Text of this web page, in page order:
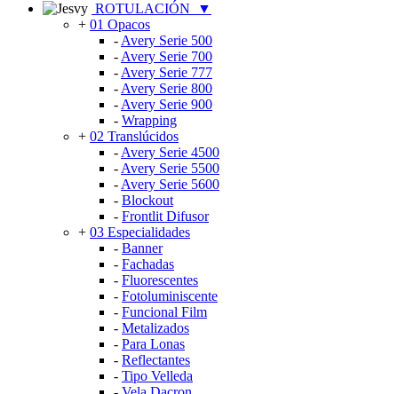
ROTULACIÓN
▼
+ 01 Opacos
- Avery Serie 500
- Avery Serie 700
- Avery Serie 777
- Avery Serie 800
- Avery Serie 900
- Wrapping
+ 02 Translúcidos
- Avery Serie 4500
- Avery Serie 5500
- Avery Serie 5600
- Blockout
- Frontlit Difusor
+ 03 Especialidades
- Banner
- Fachadas
- Fluorescentes
- Fotoluminiscente
- Funcional Film
- Metalizados
- Para Lonas
- Reflectantes
- Tipo Velleda